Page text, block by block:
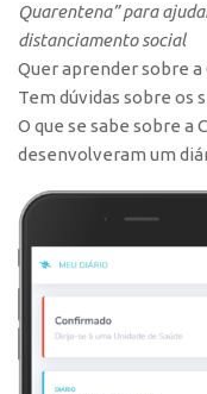
Polo São
Programas
Bolsa
Conexão USP
Conexão
Portal do Inventor
Quarentena” para
distanciamento social
Quer aprender sobre
Tem dúvidas sobre os
O que se sabe sobre a
desenvolveram um